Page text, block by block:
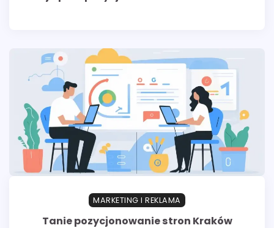
MARKETING I REKLAMA
Tanie pozycjonowanie stron Kraków